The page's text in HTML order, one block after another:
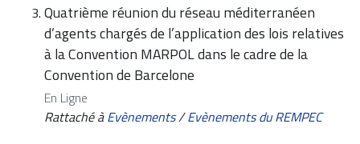
Quatrième réunion du réseau méditerranéen
d’agents chargés de l’application des lois relatives
à la Convention MARPOL dans le cadre de la
Convention de Barcelone
En Ligne
Rattaché à Evènements/Evènements du REMPEC